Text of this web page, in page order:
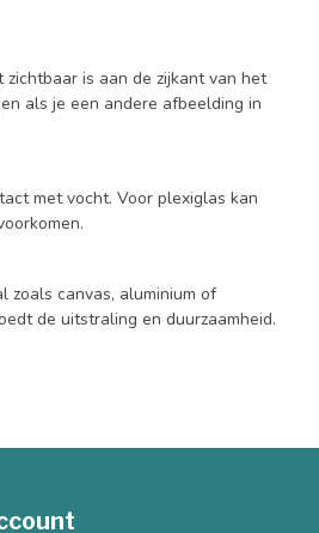
is aan de zijkant van het
als je een andere afbeelding in
met vocht. Voor plexiglas kan
canvas, aluminium of
de uitstraling en duurzaamheid.